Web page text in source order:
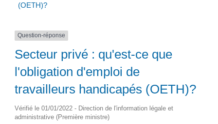
(OETH)?
Question-réponse
Secteur privé : qu'est-ce que
l'obligation d'emploi de
travailleurs handicapés (OETH)?
Vérifié le 01/01/2022 - Direction de l'information légale et
administrative (Première ministre)